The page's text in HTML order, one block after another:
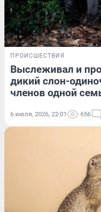
ПРОИСШЕСТВИЯ
Выслеживал и
дикий слон-
членов одной
6 июля, 2026, 22:01 656